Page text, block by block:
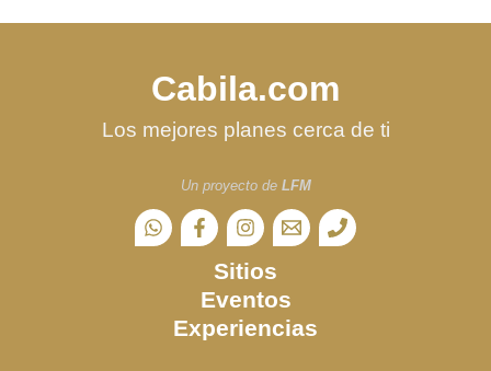
Cabila.com
Los mejores planes cerca de ti
Un proyecto de LFM
Sitios
Eventos
Experiencias